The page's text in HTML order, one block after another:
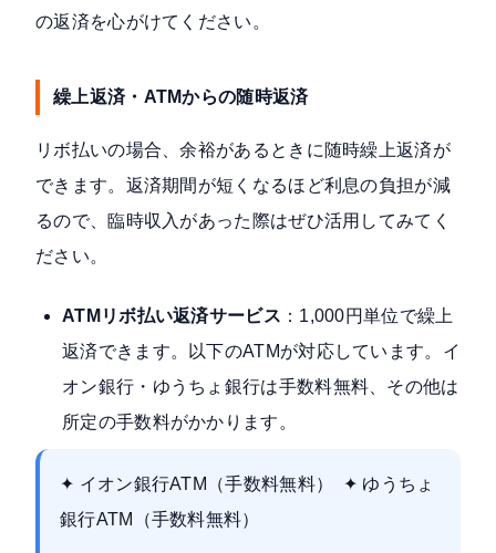
の返済を心がけてください。
繰上返済・ATMからの随時返済
リボ払いの場合、余裕があるときに随時繰上返済が
できます。返済期間が短くなるほど利息の負担が減
るので、臨時収入があった際はぜひ活用してみてく
ださい。
ATMリボ払い返済サービス ：1,000円単位で繰上
返済できます。以下のATMが対応しています。イ
オン銀行・ゆうちょ銀行は手数料無料、その他は
所定の手数料がかかります。
✦ イオン銀行ATM（手数料無料） ✦ ゆうちょ
銀行ATM（手数料無料）